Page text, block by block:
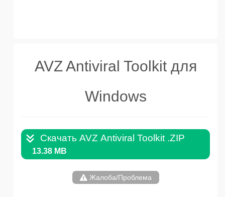
AVZ Antiviral Toolkit для
Windows
Скачать AVZ Antiviral Toolkit .ZIP
13.38 MB
Жалоба/Проблема